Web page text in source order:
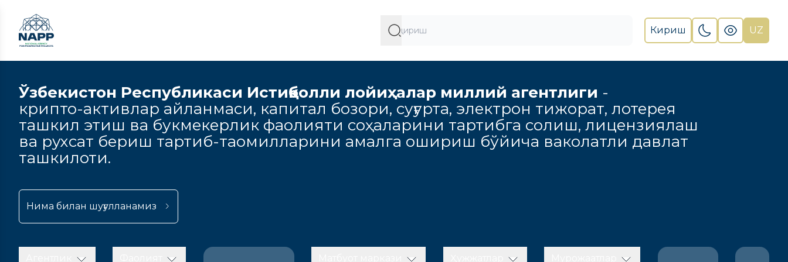
Кириш UZ
Ўзбекистон Республикаси Истиқболли лойиҳалар миллий агентлиги -
крипто-активлар айланмаси, капитал бозори, суғурта, электрон тижорат, лотерея
ташкил этиш ва букмекерлик фаолияти соҳаларини тартибга солиш, лицензиялаш
ва рухсат бериш тартиб-таомилларини амалга ошириш бўйича ваколатли давлат
ташкилоти.
Нима билан шуғулланамиз